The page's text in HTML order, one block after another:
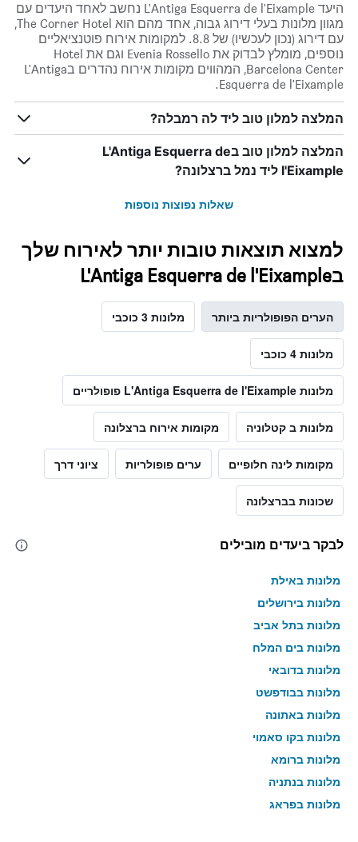
היעד L'Antiga Esquerra de l'Eixample נחשב לאחד היעדים עם
מגוון מלונות בעלי דירוג גבוה, אחד מהם הוא The Corner Hotel,
עם דירוג (נכון לעכשיו) של 8.8. למקומות אירוח פוטנציאליים
נוספים, מומלץ לבדוק את Evenia Rossello וגם את Hotel
Barcelona Center, המהווים מקומות אירוח נהדרים בL'Antiga
Esquerra de l'Eixample.
המלצה למלון טוב ליד לה רמבלה?
המלצה למלון טוב בL'Antiga Esquerra de
l'Eixample ליד נמל ברצלונה?
שאלות נפוצות נוספות
למצוא תוצאות טובות יותר לאירוח שלך
בL'Antiga Esquerra de l'Eixample
הערים הפופולריות ביותר מלונות 3 כוכבי
מלונות 4 כוכבי
מלונות L'Antiga Esquerra de l'Eixample פופולריים
מלונות ב קטלוניה מקומות אירוח ברצלונה
מקומות לינה חלופיים ערים פופולריות ציוני דרך
שכונות בברצלונה
לבקר ביעדים מובילים
מלונות באילת
מלונות בירושלים
מלונות בתל אביב
מלונות בים המלח
מלונות בדובאי
מלונות בבודפשט
מלונות באתונה
מלונות בקו סאמוי
מלונות ברומא
מלונות בנתניה
מלונות בפראג